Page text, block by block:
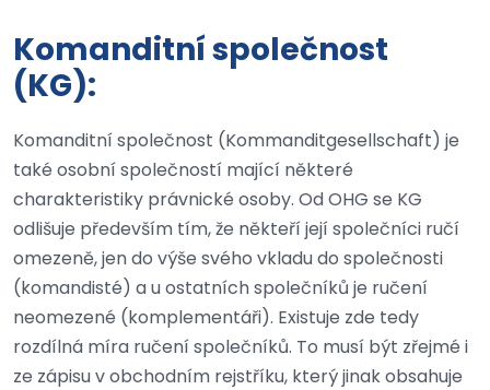
Komanditní společnost
(KG):
Komanditní společnost (Kommanditgesellschaft) je
také osobní společností mající některé
charakteristiky právnické osoby. Od OHG se KG
odlišuje především tím, že někteří její společníci ručí
omezeně, jen do výše svého vkladu do společnosti
(komandisté) a u ostatních společníků je ručení
neomezené (komplementáři). Existuje zde tedy
rozdílná míra ručení společníků. To musí být zřejmé i
ze zápisu v obchodním rejstříku, který jinak obsahuje